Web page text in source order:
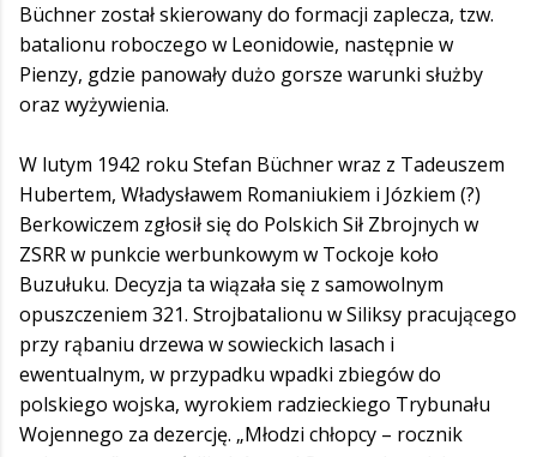
Büchner został skierowany do formacji zaplecza, tzw.
batalionu roboczego w Leonidowie, następnie w
Pienzy, gdzie panowały dużo gorsze warunki służby
oraz wyżywienia.
W lutym 1942 roku Stefan Büchner wraz z Tadeuszem
Hubertem, Władysławem Romaniukiem i Józkiem (?)
Berkowiczem zgłosił się do Polskich Sił Zbrojnych w
ZSRR w punkcie werbunkowym w Tockoje koło
Buzułuku. Decyzja ta wiązała się z samowolnym
opuszczeniem 321. Strojbatalionu w Siliksy pracującego
przy rąbaniu drzewa w sowieckich lasach i
ewentualnym, w przypadku wpadki zbiegów do
polskiego wojska, wyrokiem radzieckiego Trybunału
Wojennego za dezercję. „Młodzi chłopcy – rocznik